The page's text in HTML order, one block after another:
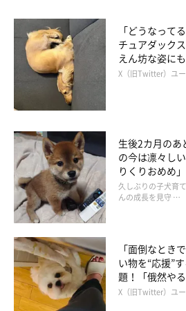
お散歩が好き？ ニコニコ“笑顔”がかわいらし
そんな“いぬくん”をお迎えして、もう
い主さん。最後に“いぬくん”への想い
飼い主さん：
「この先できるだけ長く一緒にいられ
で楽しいことの多い一生になるように
飼い主さんと“いぬくん”の幸せがいつ
「どうなって
チュアダック
えん坊な姿に
X（旧Twitter）ユ
生後2カ月の
の今は凛々し
りくりおめめ
久しぶりの子犬育
んの成長を見守 …
「面倒なとき
い物を“応援”
題！「俄然や
X（旧Twitter）ユ